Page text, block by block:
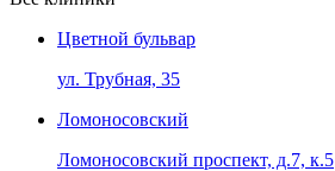
Цветной бульвар
ул. Трубная, 35
Ломоносовский
Ломоносовский проспект, д.7, к.5